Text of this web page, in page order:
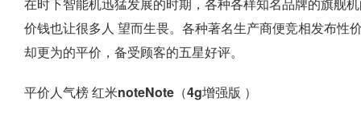
价钱也让很多人 望而生畏。各种著名生产商便竞相发布性
却更为的平价，备受顾客的五星好评。
平价人气榜 红米noteNote（4g增强版 ）